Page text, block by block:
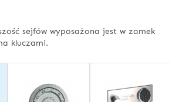
sejfów wyposażona jest w zamek
kluczami.